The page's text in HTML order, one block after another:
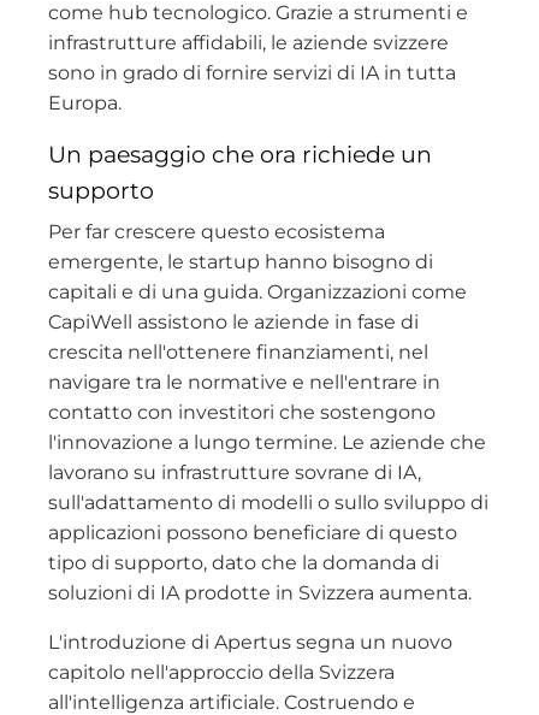
come hub tecnologico. Grazie a strumenti e
infrastrutture affidabili, le aziende svizzere
sono in grado di fornire servizi di IA in tutta
Europa.
Un paesaggio che ora richiede un
supporto
Per far crescere questo ecosistema
emergente, le startup hanno bisogno di
capitali e di una guida. Organizzazioni come
CapiWell assistono le aziende in fase di
crescita nell'ottenere finanziamenti, nel
navigare tra le normative e nell'entrare in
contatto con investitori che sostengono
l'innovazione a lungo termine. Le aziende che
lavorano su infrastrutture sovrane di IA,
sull'adattamento di modelli o sullo sviluppo di
applicazioni possono beneficiare di questo
tipo di supporto, dato che la domanda di
soluzioni di IA prodotte in Svizzera aumenta.
L'introduzione di Apertus segna un nuovo
capitolo nell'approccio della Svizzera
all'intelligenza artificiale. Costruendo e